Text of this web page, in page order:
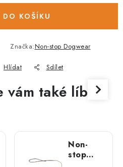
DO KOŠÍKU
Značka:Non-stop Dogwear
Hlídat Sdílet
vám také líbit
Non-
stop